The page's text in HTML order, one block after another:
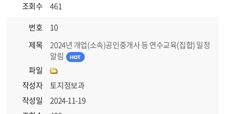
조회수
461
번호
10
제목
2024년 개업(소속)공인중개사 등 연수교육(집합) 일정
알림
파일
작성자
토지정보과
작성일
2024-11-19